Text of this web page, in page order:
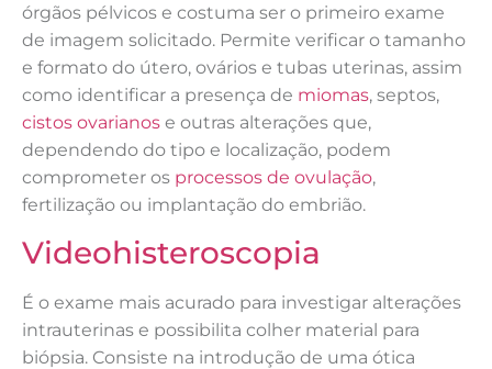
órgãos pélvicos e costuma ser o primeiro exame
de imagem solicitado. Permite verificar o tamanho
e formato do útero, ovários e tubas uterinas, assim
como identificar a presença de miomas, septos,
cistos ovarianos e outras alterações que,
dependendo do tipo e localização, podem
comprometer os processos de ovulação,
fertilização ou implantação do embrião.
Videohisteroscopia
É o exame mais acurado para investigar alterações
intrauterinas e possibilita colher material para
biópsia. Consiste na introdução de uma ótica